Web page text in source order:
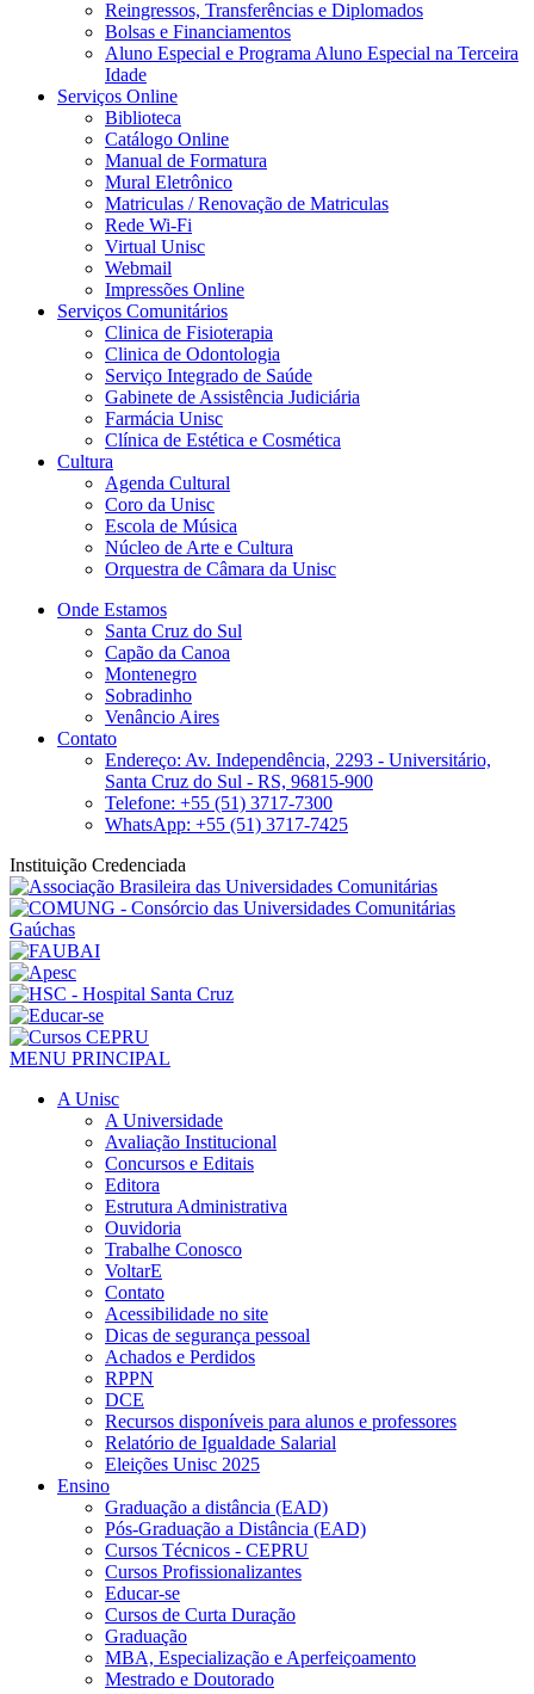
Reingressos, Transferências e Diplomados
Bolsas e Financiamentos
Aluno Especial e Programa Aluno Especial na Terceira
Idade
Serviços Online
Biblioteca
Catálogo Online
Manual de Formatura
Mural Eletrônico
Matriculas / Renovação de Matriculas
Rede Wi-Fi
Virtual Unisc
Webmail
Impressões Online
Serviços Comunitários
Clinica de Fisioterapia
Clinica de Odontologia
Serviço Integrado de Saúde
Gabinete de Assistência Judiciária
Farmácia Unisc
Clínica de Estética e Cosmética
Cultura
Agenda Cultural
Coro da Unisc
Escola de Música
Núcleo de Arte e Cultura
Orquestra de Câmara da Unisc
Onde Estamos
Santa Cruz do Sul
Capão da Canoa
Montenegro
Sobradinho
Venâncio Aires
Contato
Endereço: Av. Independência, 2293 - Universitário,
Santa Cruz do Sul - RS, 96815-900
Telefone: +55 (51) 3717-7300
WhatsApp: +55 (51) 3717-7425
Instituição Credenciada
MENU PRINCIPAL
A Unisc
A Universidade
Avaliação Institucional
Concursos e Editais
Editora
Estrutura Administrativa
Ouvidoria
Trabalhe Conosco
VoltarE
Contato
Acessibilidade no site
Dicas de segurança pessoal
Achados e Perdidos
RPPN
DCE
Recursos disponíveis para alunos e professores
Relatório de Igualdade Salarial
Eleições Unisc 2025
Ensino
Graduação a distância (EAD)
Pós-Graduação a Distância (EAD)
Cursos Técnicos - CEPRU
Cursos Profissionalizantes
Educar-se
Cursos de Curta Duração
Graduação
MBA, Especialização e Aperfeiçoamento
Mestrado e Doutorado